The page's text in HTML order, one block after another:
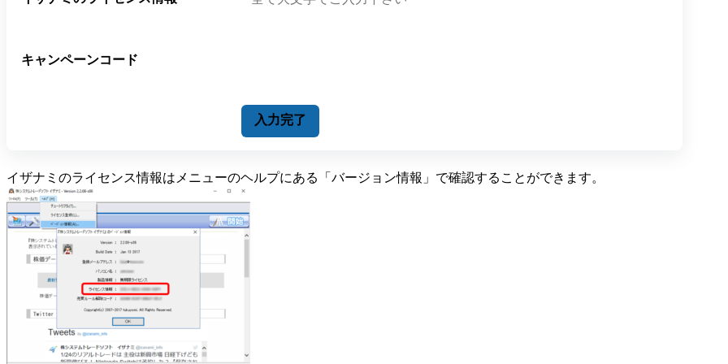
キャンペーンコード
イザナミのライセンス情報はメニューのヘルプにある「バージョン情報」で確認することができます。